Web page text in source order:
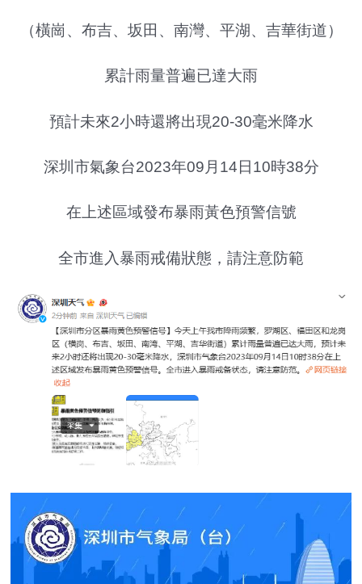
（橫崗、布吉、坂田、南灣、平湖、吉華街道）
累計雨量普遍已達大雨
預計未來2小時還將出現20-30毫米降水
深圳市氣象台2023年09月14日10時38分
在上述區域發布暴雨黃色預警信號
全市進入暴雨戒備狀態，請注意防範